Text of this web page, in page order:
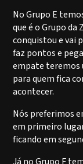
No Grupo E
que é o Grupo da
conquistou e vai
faz pontos e
empate teremos
para quem fica
acontecer.
Nós preferimos
em primeiro
ficando em